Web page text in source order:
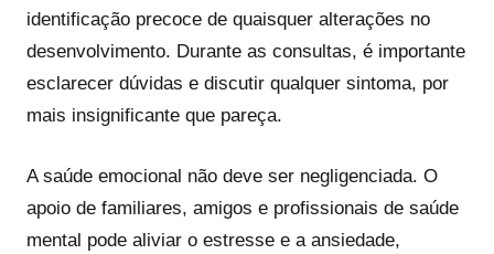
identificação precoce de quaisquer alterações no
desenvolvimento. Durante as consultas, é importante
esclarecer dúvidas e discutir qualquer sintoma, por
mais insignificante que pareça.
A saúde emocional não deve ser negligenciada. O
apoio de familiares, amigos e profissionais de saúde
mental pode aliviar o estresse e a ansiedade,